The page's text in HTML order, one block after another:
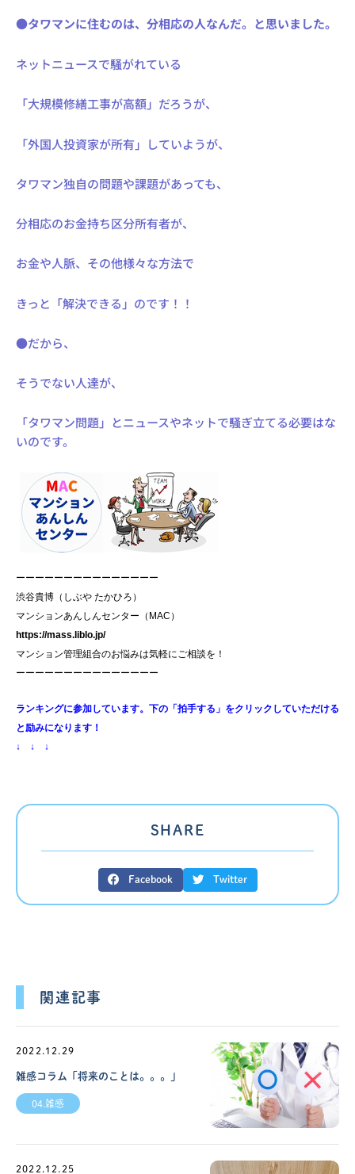
●タワマンに住むのは、分相応の人なんだ。と思いました。
ネットニュースで騒がれている
「大規模修繕工事が高額」だろうが、
「外国人投資家が所有」していようが、
タワマン独自の問題や課題があっても、
分相応のお金持ち区分所有者が、
お金や人脈、その他様々な方法で
きっと「解決できる」のです！！
●だから、
そうでない人達が、
「タワマン問題」とニュースやネットで騒ぎ立てる必要はな
いのです。
ーーーーーーーーーーーーーーー
渋谷貴博（しぶや たかひろ）
マンションあんしんセンター（MAC）
https://mass.liblo.jp/
マンション管理組合のお悩みは気軽にご相談を！
ーーーーーーーーーーーーーーー
ランキングに参加しています。下の「拍手する」をクリックしていただける
と励みになります！
↓ ↓ ↓
SHARE
Facebook Twitter
関連記事
2022.12.29
雑感コラム「将来のことは。。。」
04.雑感
2022.12.25